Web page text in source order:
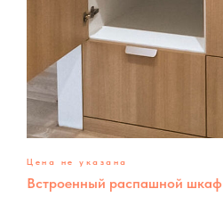
Цена не указана
Встроенный распашной шкаф